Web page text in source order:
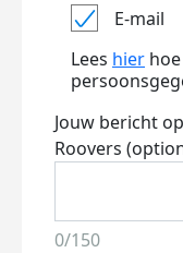
E-mail
Lees hier
Jouw bericht
Roovers
0/150